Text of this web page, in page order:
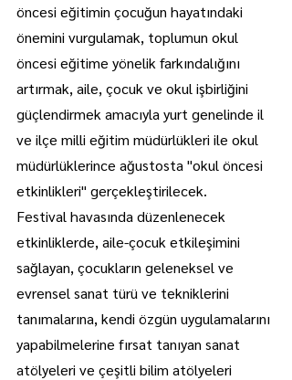
öncesi eğitimin çocuğun hayatındaki
önemini vurgulamak, toplumun okul
öncesi eğitime yönelik farkındalığını
artırmak, aile, çocuk ve okul işbirliğini
güçlendirmek amacıyla yurt genelinde il
ve ilçe milli eğitim müdürlükleri ile okul
müdürlüklerince ağustosta "okul öncesi
etkinlikleri" gerçekleştirilecek.
Festival havasında düzenlenecek
etkinliklerde, aile-çocuk etkileşimini
sağlayan, çocukların geleneksel ve
evrensel sanat türü ve tekniklerini
tanımalarına, kendi özgün uygulamalarını
yapabilmelerine fırsat tanıyan sanat
atölyeleri ve çeşitli bilim atölyeleri